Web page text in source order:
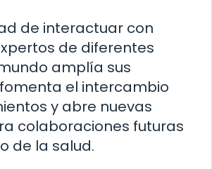
de interactuar con
de diferentes
amplía sus
el intercambio
y abre nuevas
colaboraciones futuras
de la salud.